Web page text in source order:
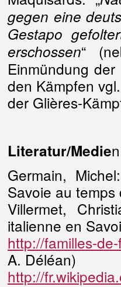
gegen eine
Gestapo
erschossen“
Einmündung
den Kämpfen
der Glières-
Literatur/Medien
Germain,
Savoie au
Villermet,
italienne en
http://familles-
A. Déléan)
http://